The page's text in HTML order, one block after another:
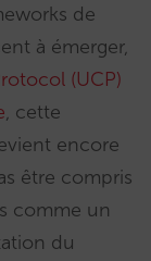
de
à émerger,
(UCP)
, cette
encore
être compris
comme un
du